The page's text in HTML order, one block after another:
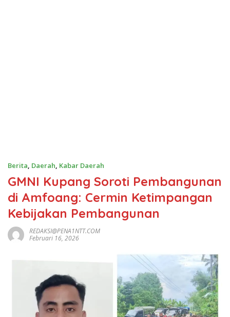
Berita Daerah Kabar Daerah
GMNI Kupang Soroti Pembangunan
di Amfoang: Cermin Ketimpangan
Kebijakan Pembangunan
REDAKSI@PENA1NTT.COM
Februari 16, 2026